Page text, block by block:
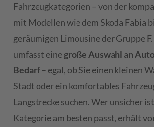
Fahrzeugkategorien – von der
mit Modellen wie dem Skoda Fabia
geräumigen Limousine der Gruppe
umfasst einegroße Auswahl an
Bedarf– egal, ob Sie einen kleinen
Stadt oder ein komfortables
Langstrecke suchen. Wer unsicher
Kategorie am besten passt, erhält